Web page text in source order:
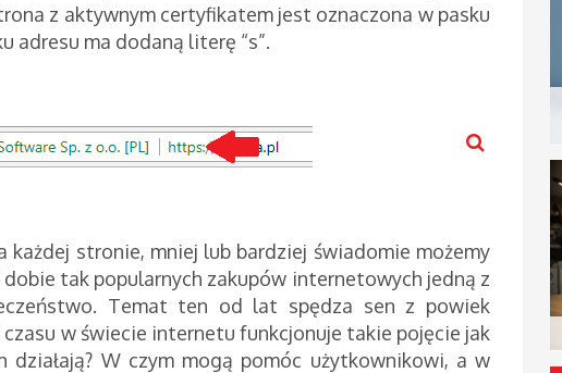
z aktywnym certyfikatem jest oznaczona w pasku
adresu ma dodaną literę “s”.
stronie, mniej lub bardziej świadomie możemy
tak popularnych zakupów internetowych jedną z
Temat ten od lat spędza sen z powiek
w świecie internetu funkcjonuje takie pojęcie jak
działają? W czym mogą pomóc użytkownikowi, a w